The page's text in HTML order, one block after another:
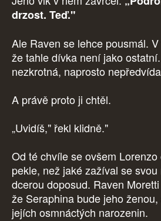
drzost. Teď."
Ale Raven se lehce pousmál.
že tahle dívka není jako
nezkrotná, naprosto
A právě proto ji chtěl.
„Uvidíš," řekl klidně."
Od té chvíle se ovšem
pekle, než jaké zažíval se
dcerou doposud. Raven
že Seraphina bude jeho
jejích osmnáctých narozenin.